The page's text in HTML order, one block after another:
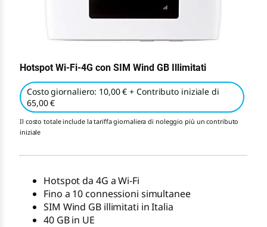
Hotspot Wi-Fi-4G con SIM Wind GB Illimitati
Costo giornaliero: 10,00 € + Contributo iniziale di
65,00 €
Il costo totale include la tariffa giornaliera di noleggio più un contributo
iniziale
Hotspot da 4G a Wi-Fi
Fino a 10 connessioni simultanee
SIM Wind GB illimitati in Italia
40 GB in UE